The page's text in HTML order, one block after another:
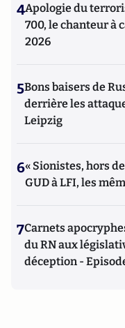
4Apologie du
700, le chanteur à
2026
5Bons baisers de
derrière les
Leipzig
6« Sionistes, hors
GUD à LFI, les
7Carnets
du RN aux
déception -